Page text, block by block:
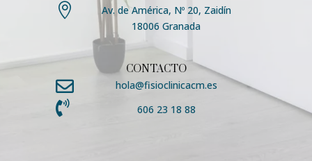

Av. de América, Nº 20, Zaidín
18006 Granada
CONTACTO

hola@fisioclinicacm.es
606 23 18 88
